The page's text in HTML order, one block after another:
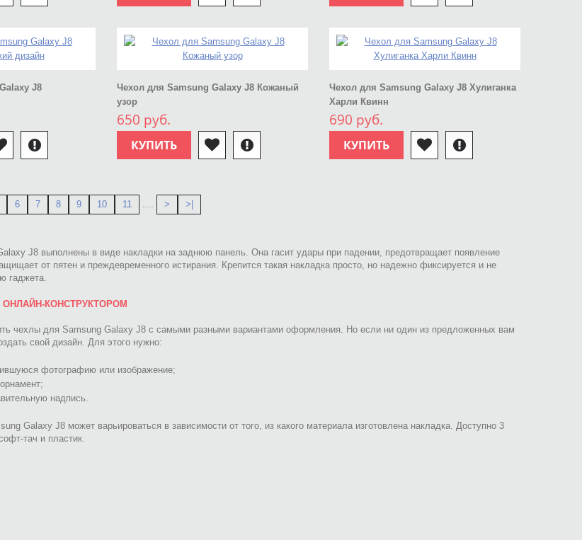
J8
Чехол для Samsung Galaxy J8 Кожаный
узор
650 руб.
КУПИТЬ
Чехол для Samsung Galaxy J8 Хулиганка
Харли Квинн
690 руб.
КУПИТЬ
6 7 8 9 10 11 .... > >|
J8 выполнены в виде накладки на заднюю панель. Она гасит удары при падении, предотвращает появление
от пятен и преждевременного истирания. Крепится такая накладка просто, но надежно фиксируется и не
гаджета.
ОНЛАЙН-КОНСТРУКТОРОМ
чехлы для Samsung Galaxy J8 с самыми разными вариантами оформления. Но если ни один из предложенных вам
свой дизайн. Для этого нужно:
фотографию или изображение;
надпись.
Galaxy J8 может варьироваться в зависимости от того, из какого материала изготовлена накладка. Доступно 3
тач и пластик.